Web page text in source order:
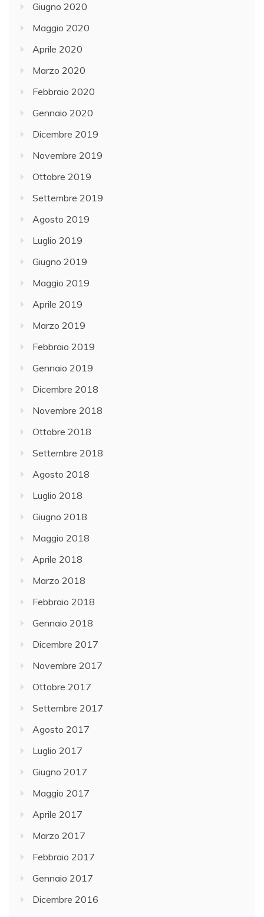
Giugno 2020
Maggio 2020
Aprile 2020
Marzo 2020
Febbraio 2020
Gennaio 2020
Dicembre 2019
Novembre 2019
Ottobre 2019
Settembre 2019
Agosto 2019
Luglio 2019
Giugno 2019
Maggio 2019
Aprile 2019
Marzo 2019
Febbraio 2019
Gennaio 2019
Dicembre 2018
Novembre 2018
Ottobre 2018
Settembre 2018
Agosto 2018
Luglio 2018
Giugno 2018
Maggio 2018
Aprile 2018
Marzo 2018
Febbraio 2018
Gennaio 2018
Dicembre 2017
Novembre 2017
Ottobre 2017
Settembre 2017
Agosto 2017
Luglio 2017
Giugno 2017
Maggio 2017
Aprile 2017
Marzo 2017
Febbraio 2017
Gennaio 2017
Dicembre 2016